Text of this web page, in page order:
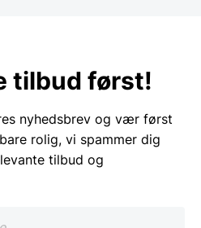
tilbud først!
nyhedsbrev og vær først
rolig, vi spammer dig
tilbud og